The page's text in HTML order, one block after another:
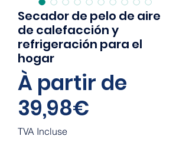
Secador de pelo de aire
de calefacción y
refrigeración para el
hogar
À partir de
39,98€
TVA Incluse